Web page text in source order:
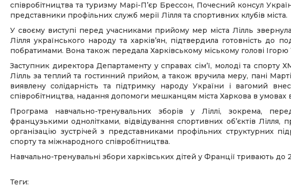
співробітництва та туризму Марі-Пʼєр Брессон, Почесний консул
представники профільних служб мерії Лілля та спортивних клубів міста.
У своєму виступі перед учасниками прийому мер міста Лілль
Лілля українського народу та харківʼян, підтвердила готовність
побратимами. Вона також передала Харківському міському голові Ігорю
Заступник директора Департаменту у справах сімʼї, молоді та спорту
Лілль за теплий та гостинний прийом, а також вручила меру, пані
виявлену солідарність та підтримку народу України і вагомий
співробітництва, надання допомоги мешканцям міста Харкова в умовах
Програма навчально-тренувальних зборів у Ліллі, зокрема,
французькими однолітками, відвідування спортивних обʼєктів Лілля,
організацію зустрічей з представниками профільних структурних
спорту та міжнародного співробітництва.
Навчально-тренувальні збори харківських дітей у Франції тривають до
Теги: